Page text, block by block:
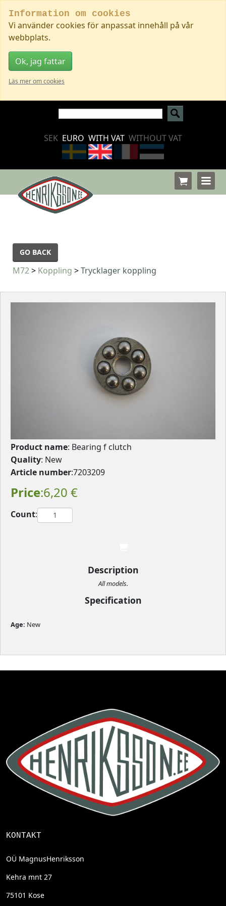
Information om cookies
Vi använder cookies för anpassat innehåll på vår
webbplats.
Ok, jag fattar
Läs mer om cookies
SEK EURO WITH VAT WITHOUT VAT
GO BACK
M72> Koppling >Trycklager koppling
Product name: Bearing f clutch
Quality: New
Article number:7203209
Price:6,20 €
Count:
Description
All models.
Specification
Age: New
KONTAKT
OÜ MagnusHenriksson
Kehra mnt 27
75101 Kose